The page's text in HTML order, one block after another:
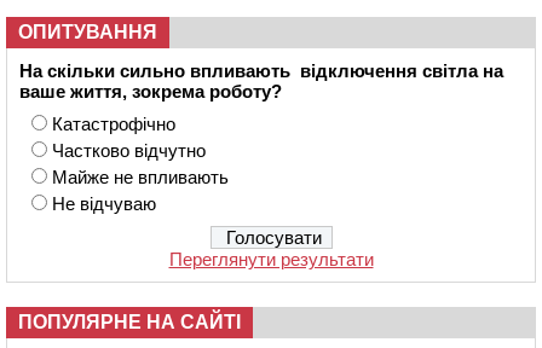
ОПИТУВАННЯ
На скільки сильно впливають відключення світла на
ваше життя, зокрема роботу?
Катастрофічно
Частково відчутно
Майже не впливають
Не відчуваю
Переглянути результати
ПОПУЛЯРНЕ НА САЙТІ